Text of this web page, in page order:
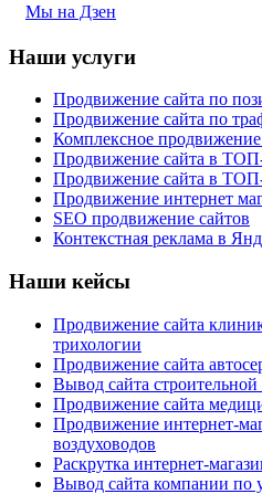
Мы на Дзен
Наши услуги
Продвижение сайта по
Продвижение сайта по
Комплексное продвижение
Продвижение сайта в
Продвижение сайта в
Продвижение интернет
SEO продвижение сайтов
Контекстная реклама в
Наши кейсы
Продвижение сайта
трихологии
Продвижение сайта
Вывод сайта
Продвижение сайта
Продвижение интернет-
воздуховодов
Раскрутка интернет-
Вывод сайта компании по